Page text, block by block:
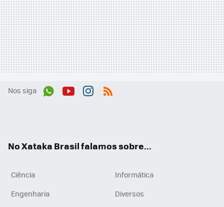
Nos siga
No Xataka Brasil falamos sobre...
Ciência
Informática
Engenharia
Diversos